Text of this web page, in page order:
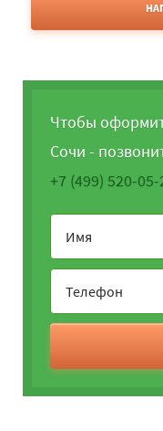
Чтобы
Сочи -
+7 (499) 520-05-